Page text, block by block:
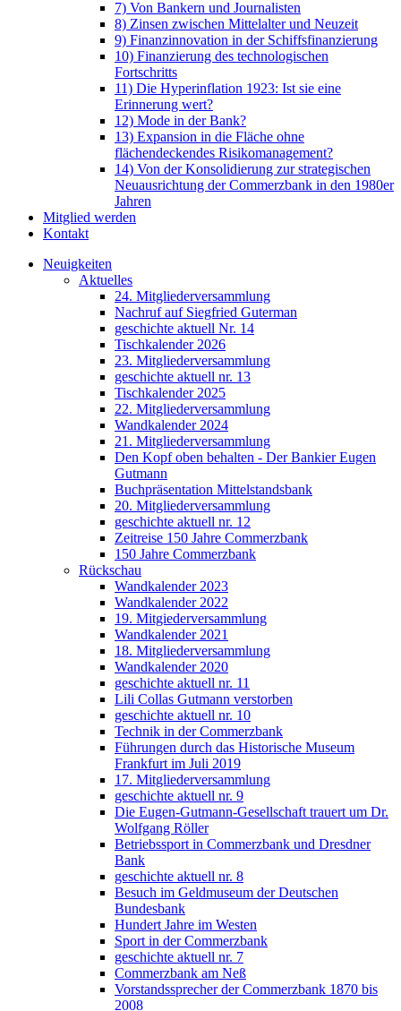
7) Von Bankern und Journalisten
8) Zinsen zwischen Mittelalter und Neuzeit
9) Finanzinnovation in der Schiffsfinanzierung
10) Finanzierung des technologischen
Fortschritts
11) Die Hyperinflation 1923: Ist sie eine
Erinnerung wert?
12) Mode in der Bank?
13) Expansion in die Fläche ohne
flächendeckendes Risikomanagement?
14) Von der Konsolidierung zur strategischen
Neuausrichtung der Commerzbank in den 1980er
Jahren
Mitglied werden
Kontakt
Neuigkeiten
Aktuelles
24. Mitgliederversammlung
Nachruf auf Siegfried Guterman
geschichte aktuell Nr. 14
Tischkalender 2026
23. Mitgliederversammlung
geschichte aktuell nr. 13
Tischkalender 2025
22. Mitgliederversammlung
Wandkalender 2024
21. Mitgliederversammlung
Den Kopf oben behalten - Der Bankier Eugen
Gutmann
Buchpräsentation Mittelstandsbank
20. Mitgliederversammlung
geschichte aktuell nr. 12
Zeitreise 150 Jahre Commerzbank
150 Jahre Commerzbank
Rückschau
Wandkalender 2023
Wandkalender 2022
19. Mitgiederversammlung
Wandkalender 2021
18. Mitgliederversammlung
Wandkalender 2020
geschichte aktuell nr. 11
Lili Collas Gutmann verstorben
geschichte aktuell nr. 10
Technik in der Commerzbank
Führungen durch das Historische Museum
Frankfurt im Juli 2019
17. Mitgliederversammlung
geschichte aktuell nr. 9
Die Eugen-Gutmann-Gesellschaft trauert um Dr.
Wolfgang Röller
Betriebssport in Commerzbank und Dresdner
Bank
geschichte aktuell nr. 8
Besuch im Geldmuseum der Deutschen
Bundesbank
Hundert Jahre im Westen
Sport in der Commerzbank
geschichte aktuell nr. 7
Commerzbank am Neß
Vorstandssprecher der Commerzbank 1870 bis
2008